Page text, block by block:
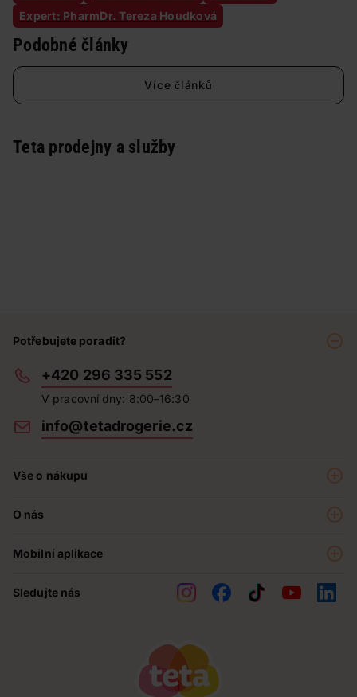
Expert: PharmDr. Tereza Houdková
Podobné články
Více článků
Teta prodejny a služby
Potřebujete poradit?
+420 296 335 552
V pracovní dny: 8:00–16:30
info@tetadrogerie.cz
Vše o nákupu
Prodejny
Obchodní podmínky
O nás
Teta pomáhá
Mobilní aplikace
Sledujte nás